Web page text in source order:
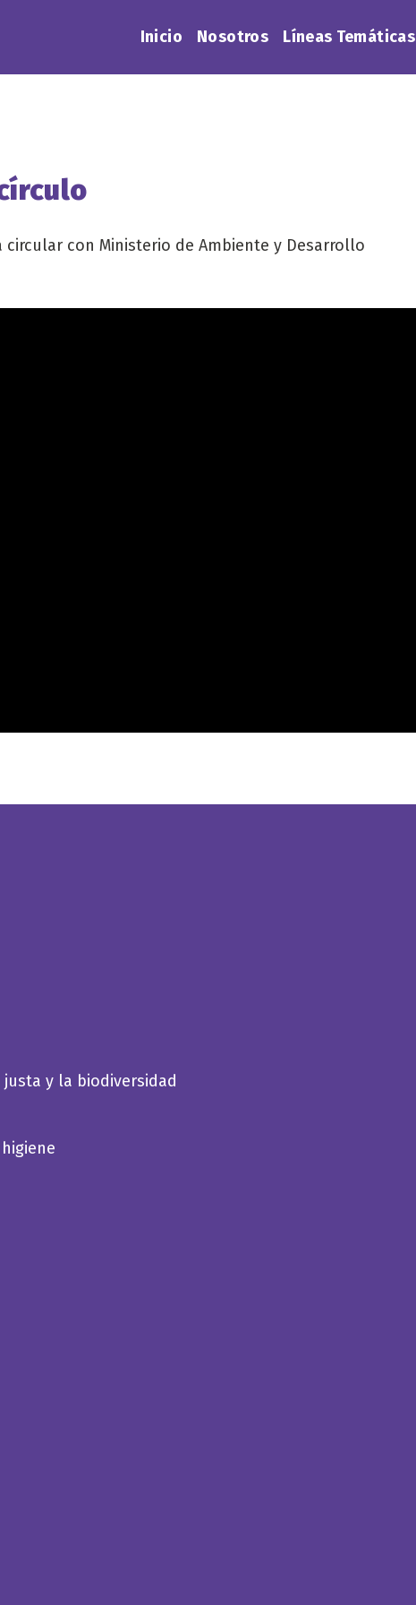
Inicio Nosotros Líneas Temáticas
con Ministerio de Ambiente y Desarrollo
y la biodiversidad